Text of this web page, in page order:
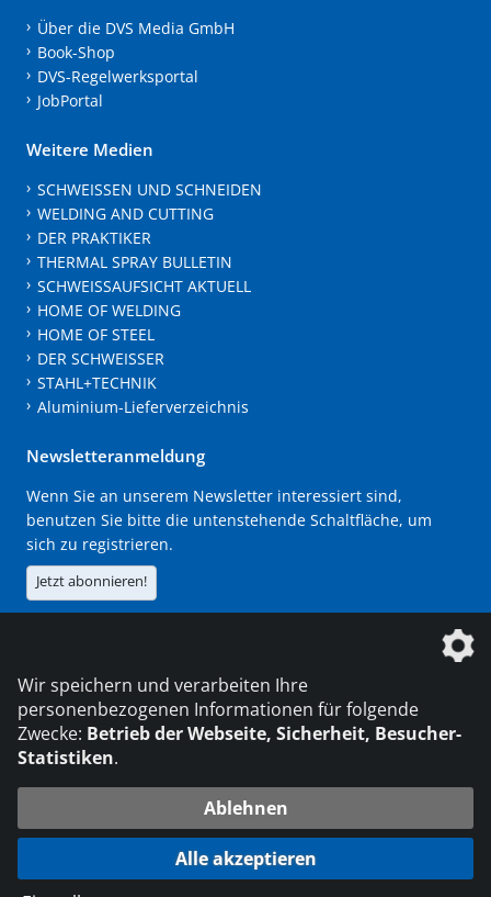
Über die DVS Media GmbH
Book-Shop
DVS-Regelwerksportal
JobPortal
Weitere Medien
SCHWEISSEN UND SCHNEIDEN
WELDING AND CUTTING
DER PRAKTIKER
THERMAL SPRAY BULLETIN
SCHWEISSAUFSICHT AKTUELL
HOME OF WELDING
HOME OF STEEL
DER SCHWEISSER
STAHL+TECHNIK
Aluminium-Lieferverzeichnis
Newsletteranmeldung
Wenn Sie an unserem Newsletter interessiert sind,
benutzen Sie bitte die untenstehende Schaltfläche, um
sich zu registrieren.
Jetzt abonnieren!
© 2026 DVS Media GmbH
Datenschutzeinstellungen
Wir speichern und verarbeiten Ihre
personenbezogenen Informationen für folgende
Zwecke: Betrieb der Webseite, Sicherheit, Besucher-
Statistiken.
Ablehnen
Alle akzeptieren